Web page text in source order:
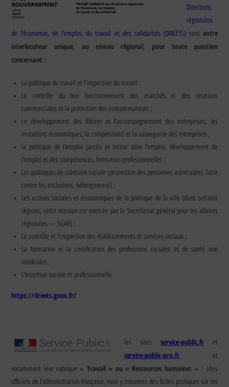
Directions
régionales
de l’économie, de l’emploi, du travail et des solidarités (DREETS)sont votre
interlocuteur unique, au niveau régional, pour toute question
concernant :
La politique du travail et l’inspection du travail ;
Le contrôle du bon fonctionnement des marchés et des relations
commerciales et la protection des consommateurs ;
Le développement des filières et l’accompagnement des entreprises, les
mutations économiques, la compétitivité et la sauvegarde des entreprises ;
la politique de l’emploi (accès et retour dans l’emploi, développement de
l’emploi et des compétences, formation professionnelle) ;
Les politiques de cohésion sociale (protection des personnes vulnérables, lutte
contre les exclusions, hébergement) ;
Les actions sociales et économiques de la politique de la ville (dans certains
régions, cette mission est exercée par le Secrétariat général pour les affaires
régionales — SGAR) ;
Le contrôle et l’inspection des établissements et services sociaux ;
La formation et la certification des professions sociales et de santé non
médicales ;
L’insertion sociale et professionnelle
https://dreets.gouv.fr/
les sites service-public.fr et
service-public-pro.fr, et
notamment leur rubrique « Travail » ou « Ressources humaines » : sites
officiels de l’administration française, vous y trouverez des fiches pratiques sur les